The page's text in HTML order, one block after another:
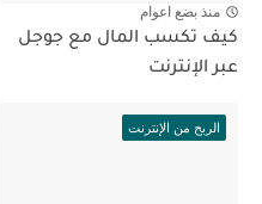
منذ بضع اعوام
كيف تكسب المال مع جوجل
عبر الإنترنت
الربح من الإنترنت